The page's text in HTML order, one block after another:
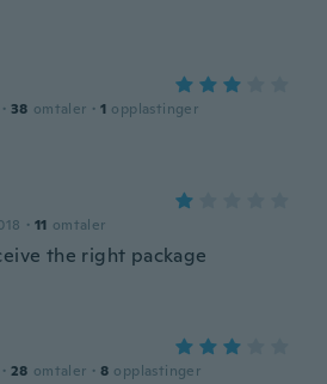
· 38 omtaler · 1 opplastinger
· 11 omtaler
the right package
· 28 omtaler · 8 opplastinger